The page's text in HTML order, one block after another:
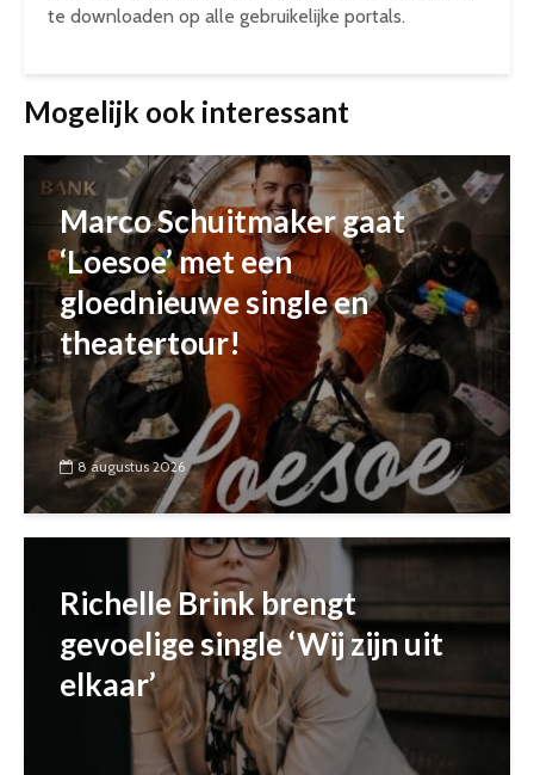
te downloaden op alle gebruikelijke portals.
Mogelijk ook interessant
Marco Schuitmaker gaat
‘Loesoe’ met een
gloednieuwe single en
theatertour!
8 augustus 2026
Richelle Brink brengt
gevoelige single ‘Wij zijn uit
elkaar’